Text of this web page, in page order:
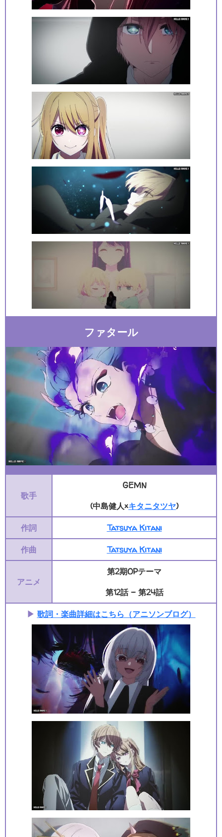
ファタール
歌手
GEMN
(中島健人×キタニタツヤ)
作詞
Tatsuya Kitani
作曲
Tatsuya Kitani
アニメ
第2期OPテーマ
第12話 - 第24話
▶ 歌詞・楽曲詳細はこちら（アニソンブログ）